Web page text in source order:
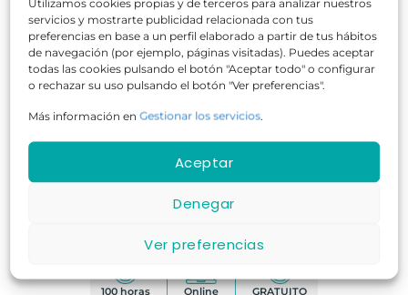
Utilizamos cookies propias y de terceros para analizar nuestros
servicios y mostrarte publicidad relacionada con tus
preferencias en base a un perfil elaborado a partir de tus hábitos
de navegación (por ejemplo, páginas visitadas). Puedes aceptar
todas las cookies pulsando el botón "Aceptar todo" o configurar
o rechazar su uso pulsando el botón "Ver preferencias".
Más información enGestionar los servicios.
Aceptar
Denegar
Ver preferencias
GRATIS
Máximo
100 horas Online GRATUITO